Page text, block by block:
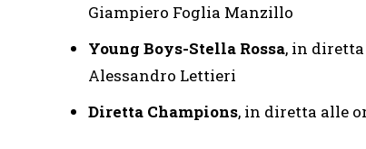
Giampiero Foglia Manzillo
Young Boys-Stella Rossa, in
Alessandro Lettieri
Diretta Champions, in diretta alle